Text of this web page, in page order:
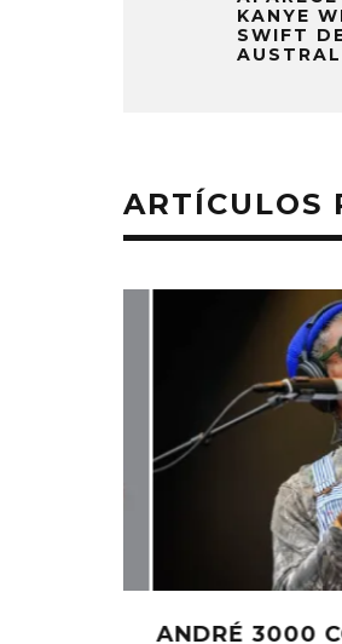
KANYE
SWIFT
ARTÍCULOS
BOBBY PUBLICA
MONET IN BLUE EXPLORA
FRAGILIDAD DEL
CON ‘ALONSO’